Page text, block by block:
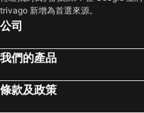
trivago 新增為首選來源。
公司
我們的產品
條款及政策